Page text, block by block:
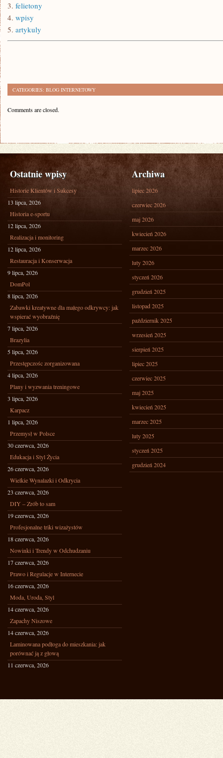
3. felietony
4. wpisy
5. artykuly
CATEGORIES: BLOG INTERNETOWY
Comments are closed.
Ostatnie wpisy
Historie Klientów i Sukcesy
13 lipca, 2026
Historia e-sportu
12 lipca, 2026
Realizacja i monitoring
12 lipca, 2026
Restauracja i Konserwacja
9 lipca, 2026
DomPol
8 lipca, 2026
Zabawki kreatywne dla małego odkrywcy: jak
wspierać wyobraźnię
7 lipca, 2026
Brazylia
5 lipca, 2026
Przestępczośc zorganizowana
4 lipca, 2026
Plany i wyzwania treningowe
3 lipca, 2026
Karpacz
1 lipca, 2026
Przemysł w Polsce
30 czerwca, 2026
Edukacja i Styl Życia
26 czerwca, 2026
Wielkie Wynalazki i Odkrycia
23 czerwca, 2026
DIY – Zrób to sam
19 czerwca, 2026
Profesjonalne triki wizażystów
18 czerwca, 2026
Nowinki i Trendy w Odchudzaniu
17 czerwca, 2026
Prawo i Regulacje w Internecie
16 czerwca, 2026
Moda, Uroda, Styl
14 czerwca, 2026
Zapachy Niszowe
14 czerwca, 2026
Laminowana podłoga do mieszkania: jak
porównać ją z głową
11 czerwca, 2026
Archiwa
lipiec 2026
czerwiec 2026
maj 2026
kwiecień 2026
marzec 2026
luty 2026
styczeń 2026
grudzień 2025
listopad 2025
październik 2025
wrzesień 2025
sierpień 2025
lipiec 2025
czerwiec 2025
maj 2025
kwiecień 2025
marzec 2025
luty 2025
styczeń 2025
grudzień 2024